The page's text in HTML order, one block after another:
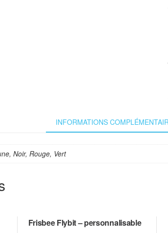
INFORMATIONS
Noir, Rouge, Vert
Frisbee Flybit – personnalisable